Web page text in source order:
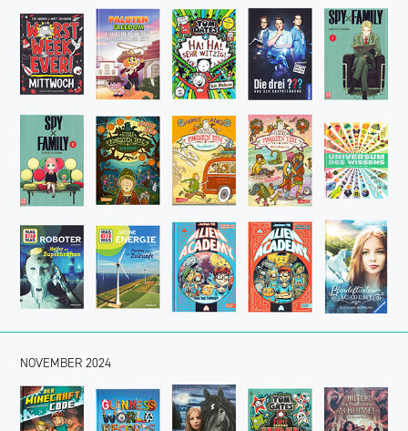
NOVEMBER 2024